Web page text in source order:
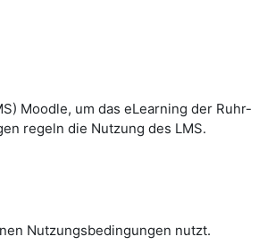
Moodle, um das eLearning der Ruhr-
regeln die Nutzung des LMS.
Nutzungsbedingungen nutzt.